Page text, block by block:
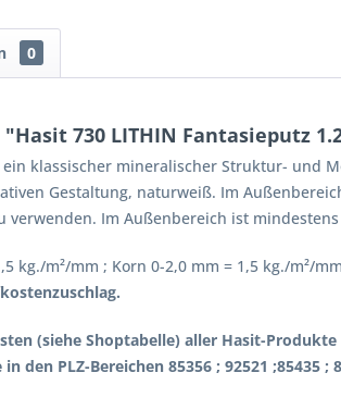
0
730 LITHIN Fantasieputz
ein klassischer mineralischer Struktur- und
Gestaltung, naturweiß. Im
verwenden. Im Außenbereich ist
kg./m²/mm ; Korn 0-2,0 mm = 1,5 kg./m²/
(siehe Shoptabelle) aller Hasit-
den PLZ-Bereichen 85356 ; 92521